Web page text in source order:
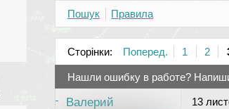
Пошук Правила
Сторінки: Поперед. 1 2
Нашли ошибку в работе?
Валерий 13